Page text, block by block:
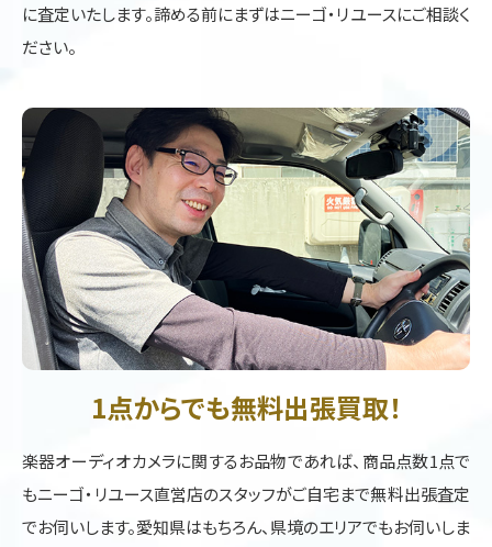
に査定いたします。諦める前にまずはニーゴ・リユースにご相談く
ださい。
1点からでも無料出張買取！
楽器オーディオカメラに関するお品物であれば、商品点数1点で
もニーゴ・リユース直営店のスタッフがご自宅まで無料出張査定
でお伺いします。愛知県はもちろん、県境のエリアでもお伺いしま